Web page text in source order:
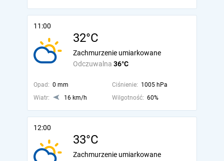
11:00
32°C
Odczuwalna 36°C
Zachmurzenie umiarkowane
Opad: 0 mm Ciśnienie: 1005 hPa
Wiatr:
16 km/h Wilgotność: 60%
12:00
33°C
Zachmurzenie umiarkowane